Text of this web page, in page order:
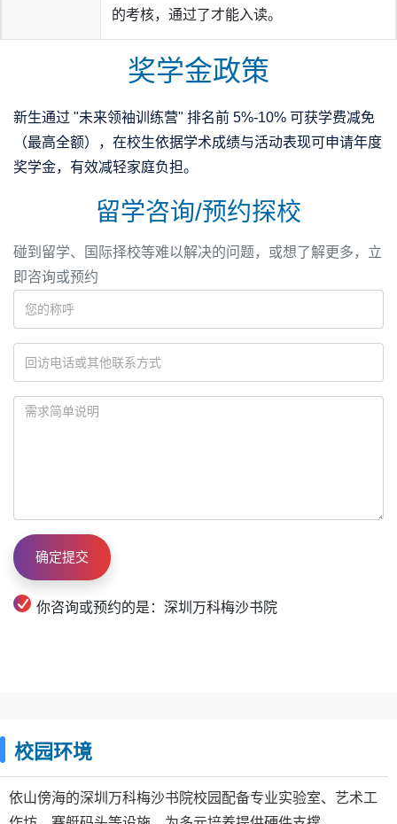
的考核，通过了才能入读。
奖学金政策
新生通过 "未来领袖训练营" 排名前 5%-10% 可获学费减免
（最高全额），在校生依据学术成绩与活动表现可申请年度
奖学金，有效减轻家庭负担。
留学咨询/预约探校
碰到留学、国际择校等难以解决的问题，或想了解更多，立
即咨询或预约
你咨询或预约的是：深圳万科梅沙书院
校园环境
依山傍海的深圳万科梅沙书院校园配备专业实验室、艺术工